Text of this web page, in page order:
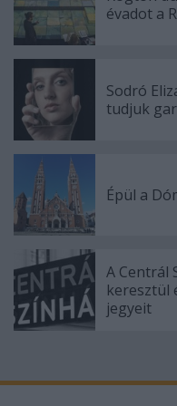
évadot a
Sodró
tudjuk
Épül a
A Centrál
keresztül
jegyeit